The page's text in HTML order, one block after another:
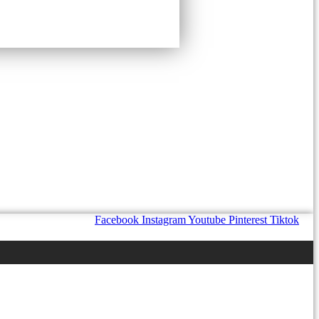
Facebook InstagramYoutube Pinterest Tiktok